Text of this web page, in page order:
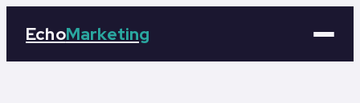
EchoMarketing